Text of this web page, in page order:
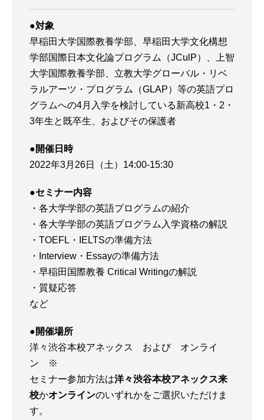
●対象
早稲田大学国際教養学部、早稲田大学文化構想
学部国際日本文化論プログラム（JCulP）、上智
大学国際教養学部、立教大学グローバル・リベ
ラルアーツ・プログラム（GLAP）等の英語プロ
グラムへの4月入学を検討している新高校1・2・
3年生と既卒生、およびその保護者
●開催日時
2022年3月26日（土）14:00-15:30
●セミナー内容
・各大学学部の英語プログラムの紹介
・各大学学部の英語プログラム入学資格の解説
・TOEFL・IELTSの準備方法
・Interview・Essayの準備方法
・早稲田国際教養 Critical Writingの解説
・質疑応答
など
●開催場所
洋々渋谷本校アネックス および オンライ
ン ※
セミナー参加方法は洋々渋谷本校アネックス来
校かオンラインのいずれかをご選択いただけま
す。